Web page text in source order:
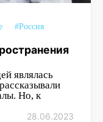
#Россия
являлась
Но, к
28.06.2023